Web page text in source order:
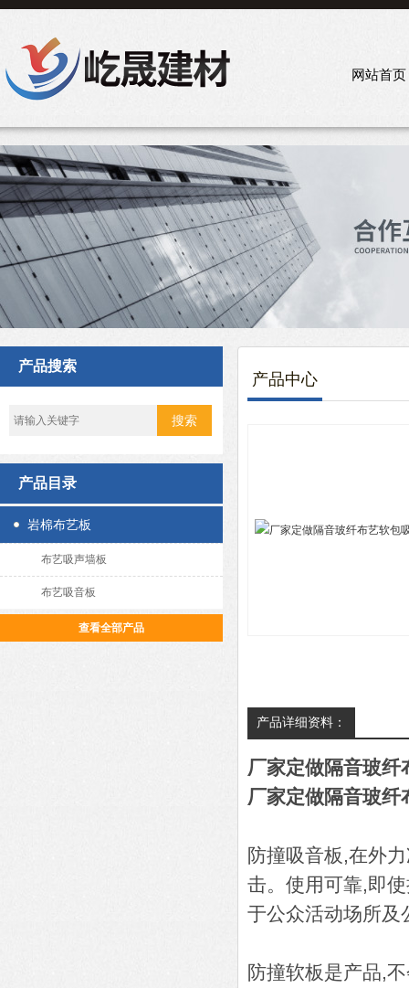
网站首页
产品搜索
产品目录
岩棉布艺板
布艺吸声墙板
布艺吸音板
查看全部产品
产品中心
产品详细资料：
厂家定做隔音玻纤
厂家定做隔音玻纤
防撞吸音板,在外
击。使用可靠,即
于公众活动场所及
防撞软板是产品,